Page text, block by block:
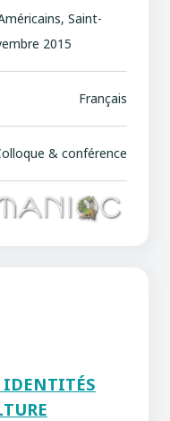
Saint-
2015
Français
& conférence
IDENTITÉS